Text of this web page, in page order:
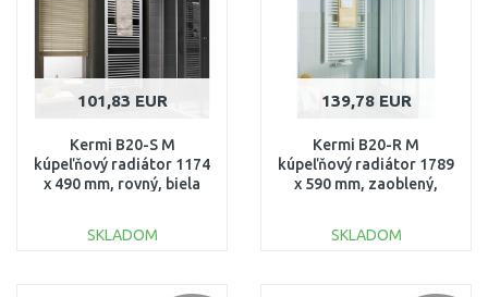
101,83 EUR
Kermi B20-S M
kúpeľňový radiátor 1174
x 490 mm, rovný, biela
SKLADOM
139,78 EUR
Kermi B20-R M
kúpeľňový radiátor 1789
x 590 mm, zaoblený,
SKLADOM